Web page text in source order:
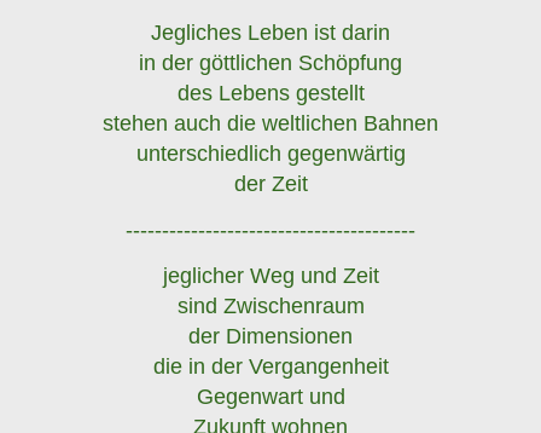
Jegliches Leben ist darin
in der göttlichen Schöpfung
des Lebens gestellt
stehen auch die weltlichen Bahnen
unterschiedlich gegenwärtig
der Zeit
----------------------------------------
jeglicher Weg und Zeit
sind Zwischenraum
der Dimensionen
die in der Vergangenheit
Gegenwart und
Zukunft wohnen